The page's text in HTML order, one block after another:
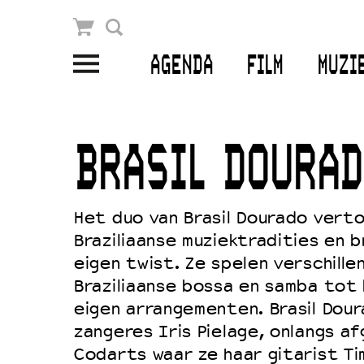
AGENDA FILM
Winkelmandje
Openingstijden & contact
Bereikbaarheid
EDUCATIE
Schoolvoorstellingen
Filmprogramma’s Primair Onderwijs
BRASIL
Het duo van Brasil Dourado
Braziliaanse muziektradities en
eigen twist. Ze spelen
Braziliaanse bossa en samba tot
eigen arrangementen. Brasil
zangeres Iris Pielage, onlangs
Codarts waar ze haar gitarist